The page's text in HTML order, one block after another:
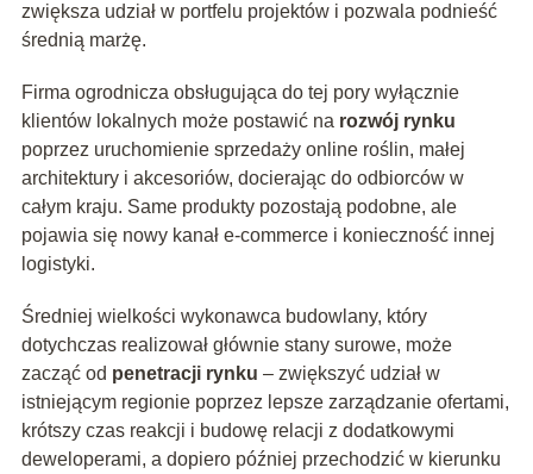
zwiększa udział w portfelu projektów i pozwala podnieść
średnią marżę.
Firma ogrodnicza obsługująca do tej pory wyłącznie
klientów lokalnych może postawić na rozwój rynku
poprzez uruchomienie sprzedaży online roślin, małej
architektury i akcesoriów, docierając do odbiorców w
całym kraju. Same produkty pozostają podobne, ale
pojawia się nowy kanał e-commerce i konieczność innej
logistyki.
Średniej wielkości wykonawca budowlany, który
dotychczas realizował głównie stany surowe, może
zacząć od penetracji rynku – zwiększyć udział w
istniejącym regionie poprzez lepsze zarządzanie ofertami,
krótszy czas reakcji i budowę relacji z dodatkowymi
deweloperami, a dopiero później przechodzić w kierunku